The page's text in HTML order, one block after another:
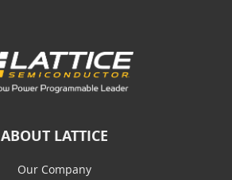
ABOUT LATTICE
Our Company